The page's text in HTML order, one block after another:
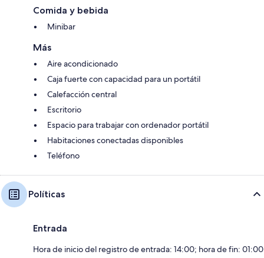
Comida y bebida
Minibar
Más
Aire acondicionado
Caja fuerte con capacidad para un portátil
Calefacción central
Escritorio
Espacio para trabajar con ordenador portátil
Habitaciones conectadas disponibles
Teléfono
Políticas
Entrada
Hora de inicio del registro de entrada: 14:00; hora de fin: 01:00